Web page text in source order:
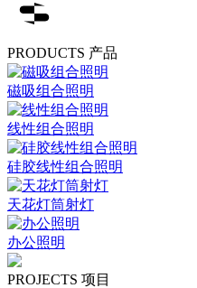
PRODUCTS 产品
磁吸组合照明
线性组合照明
硅胶线性组合照明
天花灯筒射灯
办公照明
PROJECTS 项目